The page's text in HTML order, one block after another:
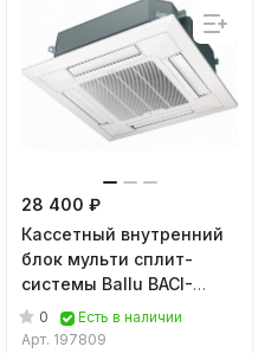
28 400 ₽
Кассетный внутренний
блок мульти сплит-
системы Ballu BACI-
FM/in-12HN8/EU
0
Есть в наличии
Арт. 197809